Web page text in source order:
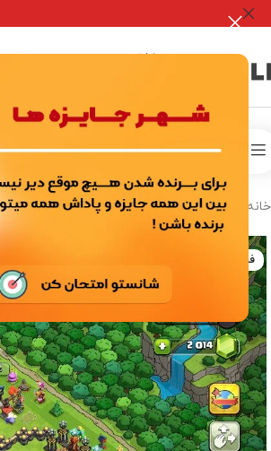
خدمات درون برنامه ای
خانه خرید اکانت بازی/کلن کلش آف کلنز/
Hosein
فروخته شده